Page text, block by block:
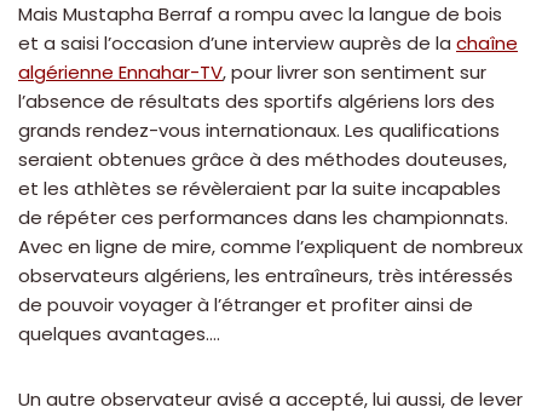
Mais Mustapha Berraf a rompu avec la langue de bois
et a saisi l’occasion d’une interview auprès de la chaîne
algérienne Ennahar-TV, pour livrer son sentiment sur
l’absence de résultats des sportifs algériens lors des
grands rendez-vous internationaux. Les qualifications
seraient obtenues grâce à des méthodes douteuses,
et les athlètes se révèleraient par la suite incapables
de répéter ces performances dans les championnats.
Avec en ligne de mire, comme l’expliquent de nombreux
observateurs algériens, les entraîneurs, très intéressés
de pouvoir voyager à l’étranger et profiter ainsi de
quelques avantages….
Un autre observateur avisé a accepté, lui aussi, de lever